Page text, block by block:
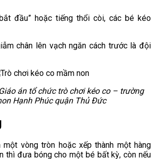
đầu” hoặc tiếng thổi còi, các bé kéo
chân lên vạch ngăn cách trước là đội
án tổ chức trò chơi kéo co – trường
Hạnh Phúc quận Thủ Đức
một vòng tròn hoặc xếp thành một hàng
thì đưa bóng cho một bé bất kỳ, còn nếu